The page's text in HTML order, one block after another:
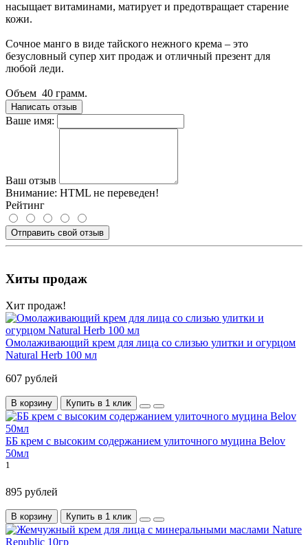
насыщает витаминами, матирует и предотвращает старение
кожи.
Сочное манго в виде тайского нежного крема – это
безусловный супер хит продаж и отличный презент для
любой леди.
Объем 40 грамм.
Написать отзыв
Ваше имя:
Ваш отзыв
Внимание: HTML не переведен!
Рейтинг
Отправить свой отзыв
Хиты продаж
Хит продаж!
Омолаживающий крем для лица со слизью улитки и огурцом
Natural Herb 100 мл
607 рублей
В корзину Купить в 1 клик
ББ крем с высоким содержанием улиточного муцина Belov
50мл
1
895 рублей
В корзину Купить в 1 клик